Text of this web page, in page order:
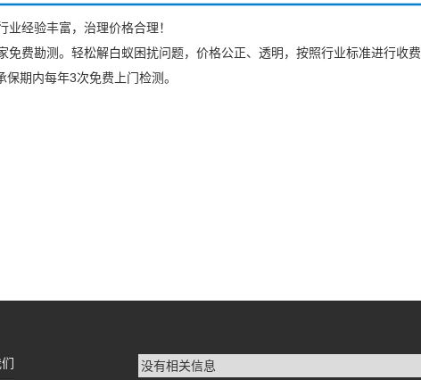
业经验丰富，治理价格合理！
免费勘测。轻松解白蚁困扰问题，价格公正、透明，按照行业标准进行收费
期内每年3次免费上门检测。
没有相关信息